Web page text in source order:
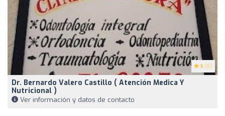
5 (5)
Dr. Bernardo Valero Castillo ( Atención Medica Y
Nutricional )
Ver información y datos de contacto